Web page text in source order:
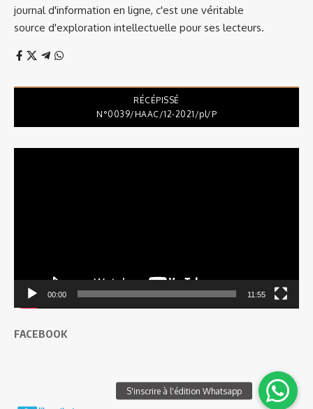
journal d'information en ligne, c'est une véritable
source d'exploration intellectuelle pour ses lecteurs.
RÉCÉPISSÉ
N°0039/HAAC/12-2021/pl/P
00:00 11:55
FACEBOOK